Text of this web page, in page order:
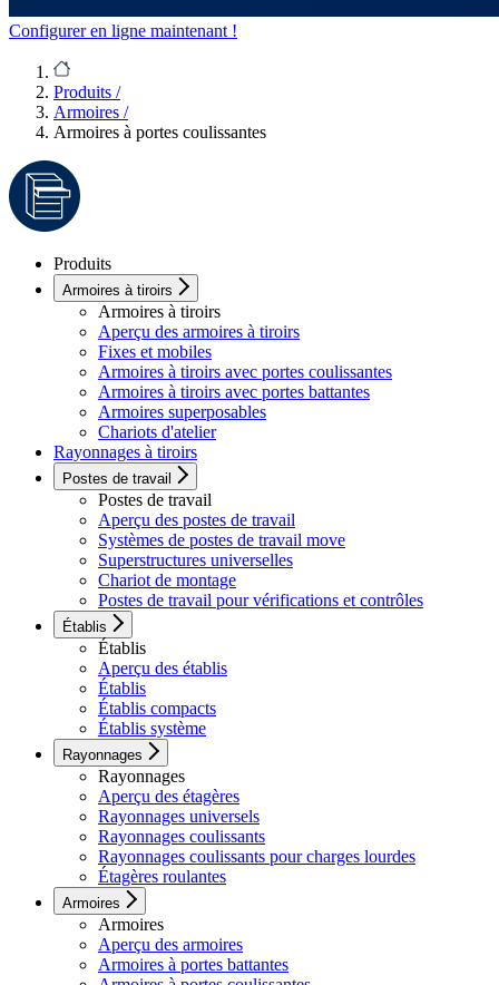
Configurer en ligne maintenant !
Produits /
Armoires /
Armoires à portes coulissantes
Produits
Armoires à tiroirs
Armoires à tiroirs
Aperçu des armoires à tiroirs
Fixes et mobiles
Armoires à tiroirs avec portes coulissantes
Armoires à tiroirs avec portes battantes
Armoires superposables
Chariots d'atelier
Rayonnages à tiroirs
Postes de travail
Postes de travail
Aperçu des postes de travail
Systèmes de postes de travail move
Superstructures universelles
Chariot de montage
Postes de travail pour vérifications et contrôles
Établis
Établis
Aperçu des établis
Établis
Établis compacts
Établis système
Rayonnages
Rayonnages
Aperçu des étagères
Rayonnages universels
Rayonnages coulissants
Rayonnages coulissants pour charges lourdes
Étagères roulantes
Armoires
Armoires
Aperçu des armoires
Armoires à portes battantes